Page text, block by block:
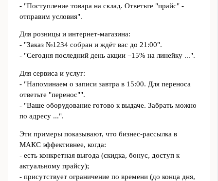
- "Поступление товара на склад. Ответьте "прайс" -
отправим условия".
Для розницы и интернет‑магазина:
- "Заказ №1234 собран и ждёт вас до 21:00".
- "Сегодня последний день акции −15% на линейку ...".
Для сервиса и услуг:
- "Напоминаем о записи завтра в 15:00. Для переноса
ответьте "перенос"".
- "Ваше оборудование готово к выдаче. Забрать можно
по адресу ...".
Эти примеры показывают, что бизнес‑рассылка в
МАКС эффективнее, когда:
- есть конкретная выгода (скидка, бонус, доступ к
актуальному прайсу);
- присутствует ограничение по времени (до конца дня,